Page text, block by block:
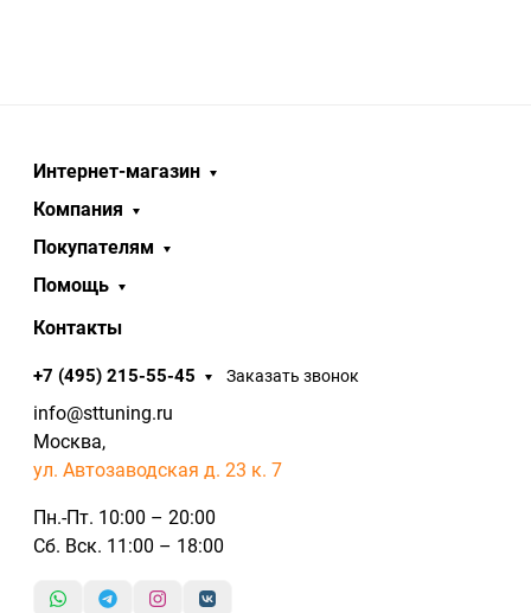
Интернет-магазин
Компания
Покупателям
Помощь
Контакты
+7 (495) 215-55-45 Заказать звонок
info@sttuning.ru
Москва,
ул. Автозаводская д. 23 к. 7
Пн.-Пт. 10:00 – 20:00
Сб. Вск. 11:00 – 18:00